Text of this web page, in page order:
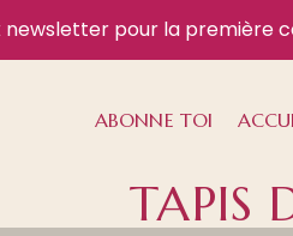
newsletter pour la première
ABONNE TOI
TAPIS